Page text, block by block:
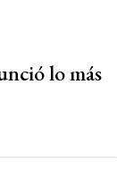
lo más